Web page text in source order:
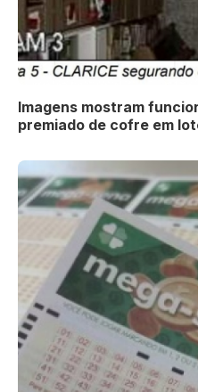
Imagens mostram
premiado de cofre em